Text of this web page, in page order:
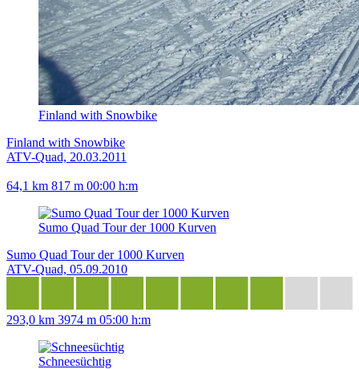
Finland with Snowbike
Finland with Snowbike
ATV-Quad, 20.03.2011
64,1 km 817 m 00:00 h:m
Sumo Quad Tour der 1000 Kurven
Sumo Quad Tour der 1000 Kurven
ATV-Quad, 05.09.2010
293,0 km 3974 m 05:00 h:m
Schneesüchtig